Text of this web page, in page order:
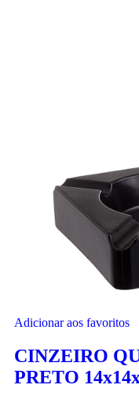
Adicionar aos favoritos
CINZEIRO
PRETO